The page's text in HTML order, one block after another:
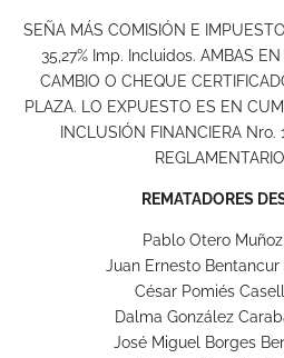
SEÑA MÁS COMISIÓN E
35,27% Imp. Incluidos. AMBAS
CAMBIO O CHEQUE
PLAZA. LO EXPUESTO ES EN
INCLUSIÓN FINANCIERA Nro.
REMATADORES
Pablo Otero
Juan Ernesto Bentancur
César Pomiés
Dalma González
José Miguel Borges